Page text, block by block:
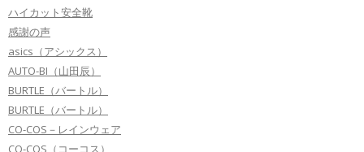
ハイカット安全靴
感謝の声
asics（アシックス）
AUTO-BI（山田辰）
BURTLE（バートル）
BURTLE（バートル）
CO-COS－レインウェア
CO-COS（コーコス）